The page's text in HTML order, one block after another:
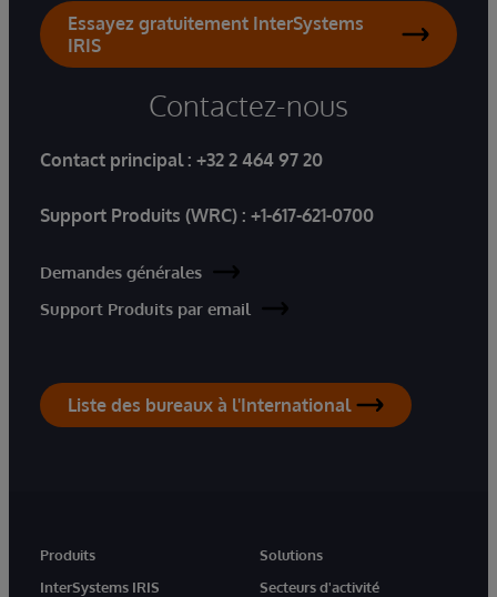
Essayez gratuitement InterSystems
IRIS
Contactez-nous
Contact principal : +32 2 464 97 20
Support Produits (WRC) : +1-617-621-0700
Demandes générales
Support Produits par email
Liste des bureaux à l'International
Produits
InterSystems IRIS
Solutions
Secteurs d'activité